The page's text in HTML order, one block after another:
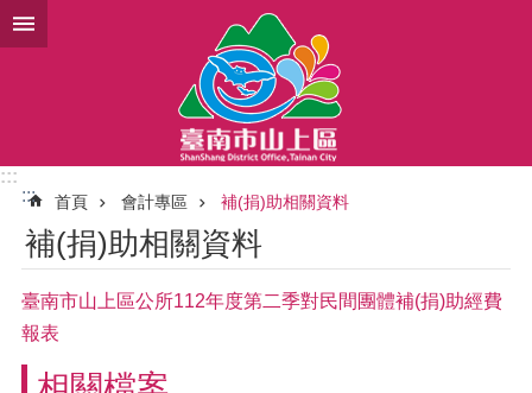
跳到主要內容區塊
:::
:::
首頁 會計專區 補(捐)助相關資料
補(捐)助相關資料
臺南市山上區公所112年度第二季對民間團體補(捐)助經費
報表